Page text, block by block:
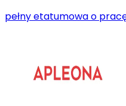
pełny etatumowa o